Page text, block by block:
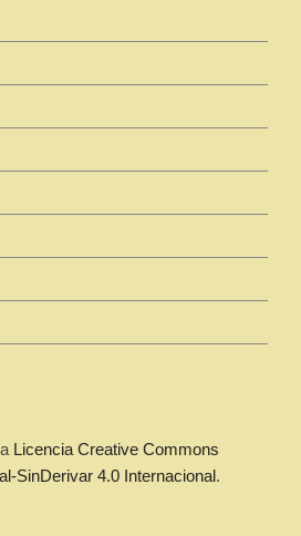
Licencia Creative Commons
SinDerivar 4.0 Internacional.